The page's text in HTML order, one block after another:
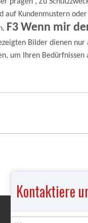
Kundenmustern
F3 Wenn mir
Bilder dienen nur
um Ihren Bedürfnissen
Kontaktiere